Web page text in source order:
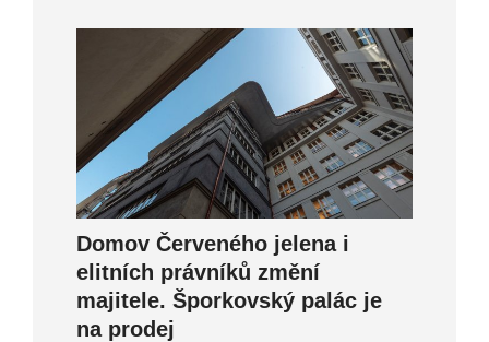
Domov Červeného jelena i
elitních právníků změní
majitele. Šporkovský palác je
na prodej